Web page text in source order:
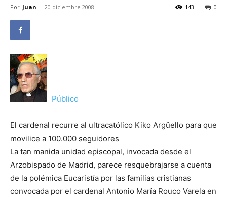
Por Juan - 20 diciembre 2008 0
143
Público
El cardenal recurre al ultracatólico Kiko Argüello para que
movilice a 100.000 seguidores
La tan manida unidad episcopal, invocada desde el
Arzobispado de Madrid, parece resquebrajarse a cuenta
de la polémica Eucaristía por las familias cristianas
convocada por el cardenal Antonio María Rouco Varela en